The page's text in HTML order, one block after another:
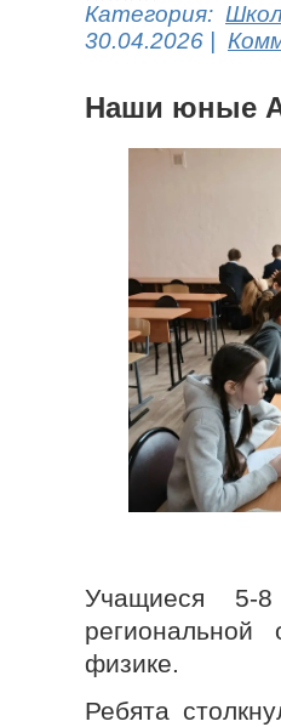
Категория:
30.04.2026
Наши юные
Учащиеся 5-
физике.
Ребята